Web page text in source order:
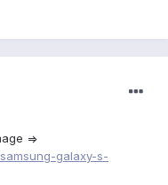
=>
galaxy-s-